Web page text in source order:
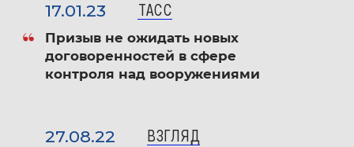
17.01.23 ТАСС
Призыв не ожидать новых
договоренностей в сфере
контроля над вооружениями
27.08.22 ВЗГЛЯД